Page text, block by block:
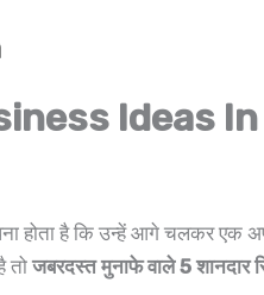
Ideas In
होता है कि उन्हें आगे चलकर एक
तो जबरदस्त मुनाफे वाले 5 शानदार